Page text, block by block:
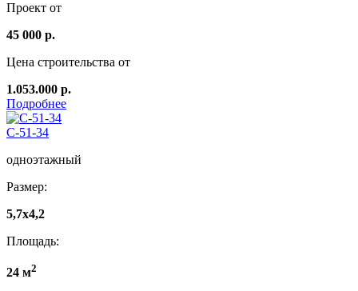
Проект от
45 000 р.
Цена строительства от
1.053.000 р.
Подробнее
C-51-34
одноэтажный
Размер:
5,7х4,2
Площадь:
24 м2